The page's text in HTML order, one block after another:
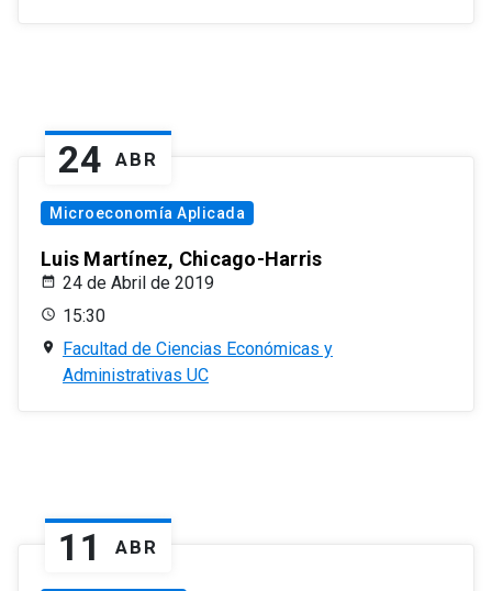
24 ABR
Microeconomía Aplicada
Luis Martínez, Chicago-Harris
24 de Abril de 2019
15:30
Facultad de Ciencias Económicas y
Administrativas UC
11 ABR